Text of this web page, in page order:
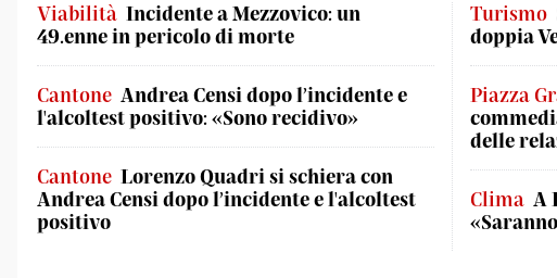
Viabilità Incidente a Mezzovico: un
49.enne in pericolo di morte
Cantone Andrea Censi dopo l’incidente e
l'alcoltest positivo: «Sono recidivo»
Cantone Lorenzo Quadri si schiera con
Andrea Censi dopo l’incidente e l'alcoltest
positivo
Turismo
doppia
Piazza
delle
Clima A